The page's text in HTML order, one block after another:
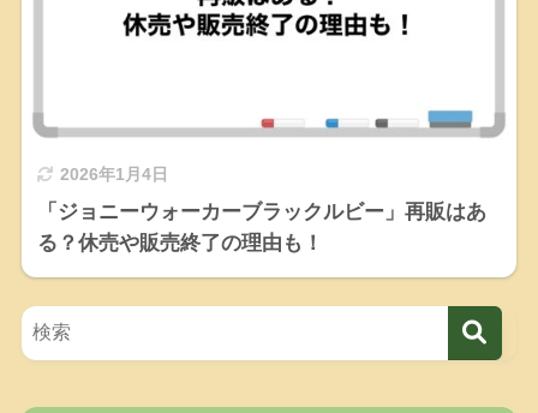
2026年1月4日
「ジョニーウォーカーブラックルビー」再販はあ
る？休売や販売終了の理由も！